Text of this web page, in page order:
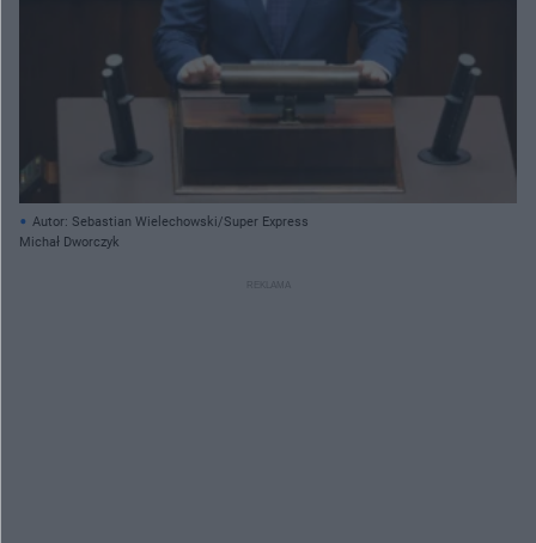
Autor: Sebastian Wielechowski/Super Express
Michał Dworczyk